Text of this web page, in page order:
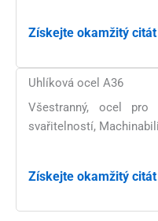
Získejte okamžitý citát
Uhlíková ocel A36
Všestranný, ocel
svařitelností,
Získejte okamžitý citát